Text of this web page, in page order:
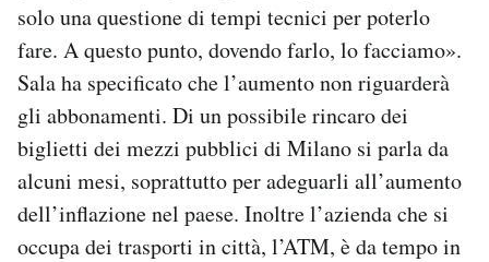
Regala il Post
Hai bisogno di aiuto?
Esci
solo una questione di tempi tecnici per poterlo
fare. A questo punto, dovendo farlo, lo facciamo».
Sala ha specificato che l’aumento non riguarderà
gli abbonamenti. Di un possibile rincaro dei
biglietti dei mezzi pubblici di Milano si parla da
alcuni mesi, soprattutto per adeguarli all’aumento
dell’inflazione nel paese. Inoltre l’azienda che si
occupa dei trasporti in città, l’ATM, è da tempo in